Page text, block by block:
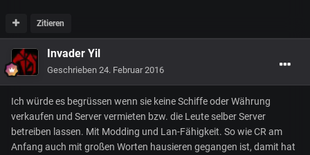
Zitieren
Invader Yil
Geschrieben 24. Februar 2016
Ich würde es begrüssen wenn sie keine Schiffe oder Währung
verkaufen und Server vermieten bzw. die Leute selber Server
betreiben lassen. Mit Modding und Lan-Fähigkeit. So wie CR am
Anfang auch mit großen Worten hausieren gegangen ist, damit hat